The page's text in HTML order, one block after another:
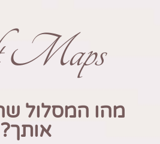
Maps
מהו המסלול
אותך?